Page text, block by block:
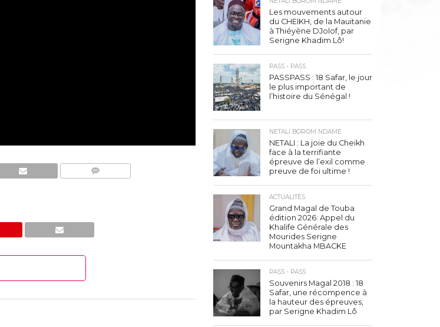
Les mouvements autour
du CHEIKH, de la Mauitanie
à Thiéyène DJolof, par
Serigne Khadim Lô!
PASS - PASS
PASSPASS : 18 Safar, le jour
le plus important de
l’histoire du Sénégal !
NETALI BOROM NDAME
NETALI : La joie du Cheikh
face à la terrifiante
épreuve de l’exil comme
preuve de foi ultime !
ACTUALITÉS
Grand Magal de Touba
édition 2026: Appel du
Khalife Générale des
Mourides Serigne
Mountakha MBACKE
PASS - PASS
Souvenirs Magal 2018 : 18
Safar, une récompence à
la hauteur des épreuves,
par Serigne Khadim Lô